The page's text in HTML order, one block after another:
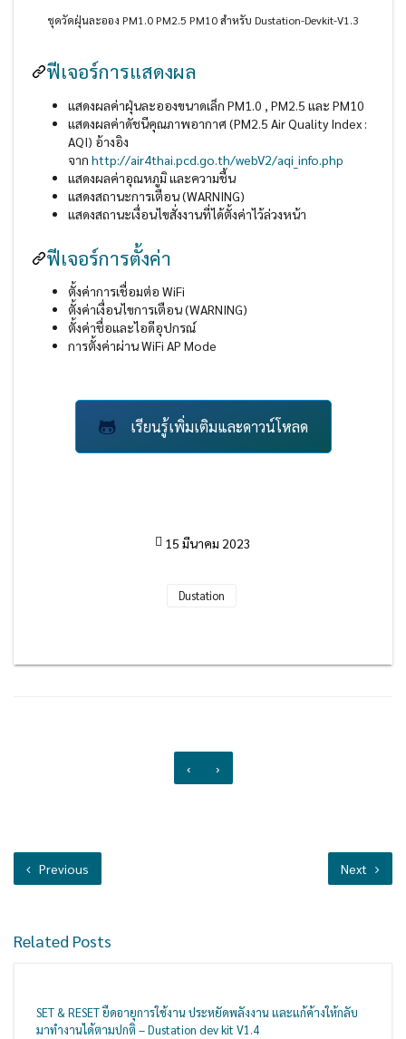
ชุดวัดฝุ่นละออง PM1.0 PM2.5 PM10 สำหรับ Dustation-Devkit-V1.3
ฟีเจอร์การแสดงผล
แสดงผลค่าฝุ่นละอองขนาดเล็ก PM1.0 , PM2.5 และ PM10
แสดงผลค่าดัชนีคุณภาพอากาศ (PM2.5 Air Quality Index :
AQI) อ้างอิง
จาก http://air4thai.pcd.go.th/webV2/aqi_info.php
แสดงผลค่าอุณหภูมิ และความชื้น
แสดงสถานะการเตือน (WARNING)
แสดงสถานะเงื่อนไขสั่งงานที่ได้ตั้งค่าไว้ล่วงหน้า
ฟีเจอร์การตั้งค่า
ตั้งค่าการเชื่อมต่อ WiFi
ตั้งค่าเงื่อนไขการเตือน (WARNING)
ตั้งค่าชื่อและไอดีอุปกรณ์
การตั้งค่าผ่าน WiFi AP Mode
เรียนรู้เพิ่มเติมและดาวน์โหลด
15 มีนาคม 2023
Dustation
‹ ›
Previous Next
Related Posts
SET & RESET ยืดอายุการใช้งาน ประหยัดพลังงาน และแก้ค้างให้กลับ
มาทำงานได้ตามปกติ – Dustation dev kit V1.4